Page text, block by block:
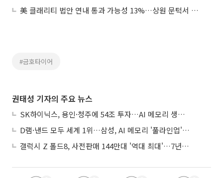
美 클래리티 법안 연내 통과 가능성 13%…상원 문턱서 제동
#금호타이어
권태성 기자의 주요 뉴스
SK하이닉스, 용인·청주에 54조 투자…AI 메모리 생산기지 키운다
D램·낸드 모두 세계 1위…삼성, AI 메모리 '풀라인업'으로 승부
갤럭시 Z 폴드8, 사전판매 144만대 '역대 최대'…7년만에 갤노트10 기록 넘어